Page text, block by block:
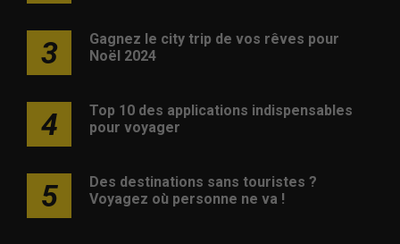
3
Gagnez le city trip de vos rêves pour
Noël 2024
4
Top 10 des applications indispensables
pour voyager
5
Des destinations sans touristes ?
Voyagez où personne ne va !